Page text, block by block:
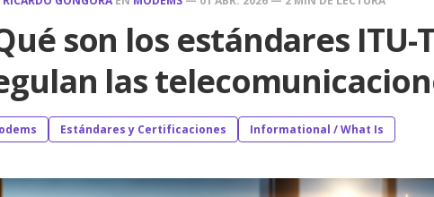
son los estándares ITU-
las
Estándares y Certificaciones Informational / What Is